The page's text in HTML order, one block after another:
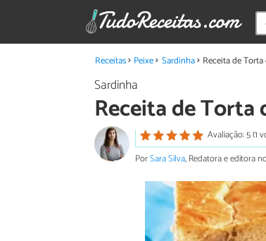
Receitas Peixe Sardinha Receita de
Sardinha
Receita de Torta
Avaliação: 5 (1
PorSara Silva, Redatora e editora